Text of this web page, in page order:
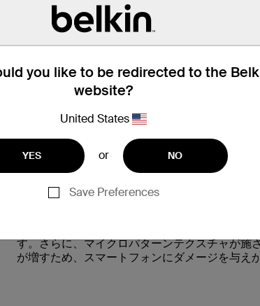
you like to be redirected to the
website?
United States
YES or NO
Save Preferences
るケースの内側に、強固ながら柔
す。また、このテクノロジによ
持続できます。
衝撃 + 落下からの保護
す。さらに、マイクロパターンテクスチャが施
が増すため、スマートフォンにダメージを与え